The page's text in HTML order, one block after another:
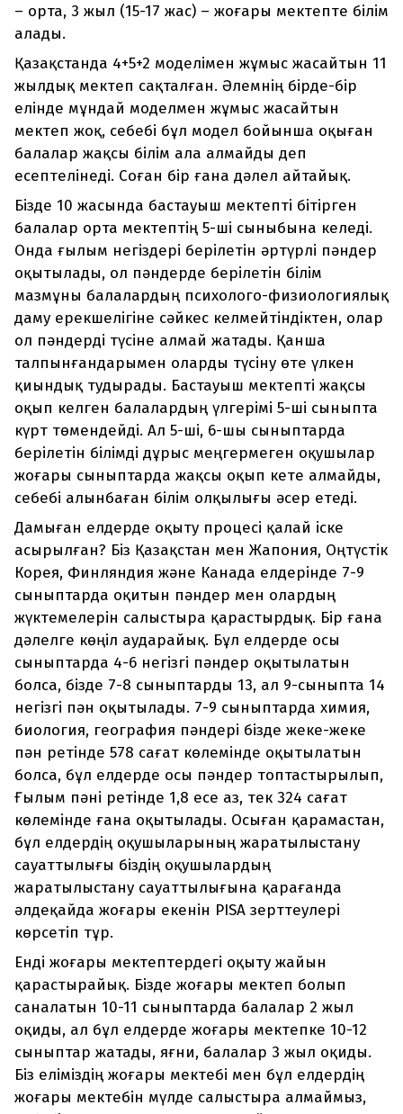
– орта, 3 жыл (15-17 жас) – жоғары мектепте білім
алады.
Қазақстанда 4+5+2 моделімен жұмыс жасайтын 11
жылдық мектеп сақталған. Әлемнің бірде-бір
елінде мұндай моделмен жұмыс жасайтын
мектеп жоқ, себебі бұл модел бойынша оқыған
балалар жақсы білім ала алмайды деп
есептелінеді. Соған бір ғана дәлел айтайық.
Бізде 10 жасында бастауыш мектепті бітірген
балалар орта мектептің 5-ші сыныбына келеді.
Онда ғылым негіздері берілетін әртүрлі пәндер
оқытылады, ол пәндерде берілетін білім
мазмұны балалардың психолого-физиологиялық
даму ерекшелігіне сәйкес келмейтіндіктен, олар
ол пәндерді түсіне алмай жатады. Қанша
талпынғандарымен оларды түсіну өте үлкен
қиындық тудырады. Бастауыш мектепті жақсы
оқып келген балалардың үлгерімі 5-ші сыныпта
күрт төмендейді. Ал 5-ші, 6-шы сыныптарда
берілетін білімді дұрыс меңгермеген оқушылар
жоғары сыныптарда жақсы оқып кете алмайды,
себебі алынбаған білім олқылығы әсер етеді.
Дамыған елдерде оқыту процесі қалай іске
асырылған? Біз Қазақстан мен Жапония, Оңтүстік
Корея, Финляндия және Канада елдерінде 7-9
сыныптарда оқитын пәндер мен олардың
жүктемелерін салыстыра қарастырдық. Бір ғана
дәлелге көңіл аударайық. Бұл елдерде осы
сыныптарда 4-6 негізгі пәндер оқытылатын
болса, бізде 7-8 сыныптарды 13, ал 9-сыныпта 14
негізгі пән оқытылады. 7-9 сыныптарда химия,
биология, география пәндері бізде жеке-жеке
пән ретінде 578 сағат көлемінде оқытылатын
болса, бұл елдерде осы пәндер топтастырылып,
Ғылым пәні ретінде 1,8 есе аз, тек 324 сағат
көлемінде ғана оқытылады. Осыған қарамастан,
бұл елдердің оқушыларының жаратылыстану
сауаттылығы біздің оқушылардың
жаратылыстану сауаттылығына қарағанда
әлдеқайда жоғары екенін PISA зерттеулері
көрсетіп тұр.
Енді жоғары мектептердегі оқыту жайын
қарастырайық. Бізде жоғары мектеп болып
саналатын 10-11 сыныптарда балалар 2 жыл
оқиды, ал бұл елдерде жоғары мектепке 10-12
сыныптар жатады, яғни, балалар 3 жыл оқиды.
Біз еліміздің жоғары мектебі мен бұл елдердің
жоғары мектебін мүлде салыстыра алмаймыз,